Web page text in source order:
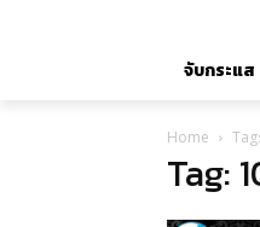
จับกระแส
Home
Tag: